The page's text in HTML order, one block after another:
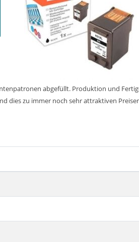
abgefüllt. Produktion und
dies zu immer noch sehr attraktiven